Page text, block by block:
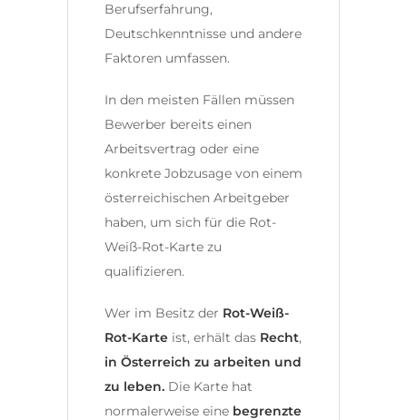
Berufserfahrung,
Deutschkenntnisse und andere
Faktoren umfassen.
In den meisten Fällen müssen
Bewerber bereits einen
Arbeitsvertrag oder eine
konkrete Jobzusage von einem
österreichischen Arbeitgeber
haben, um sich für die Rot-
Weiß-Rot-Karte zu
qualifizieren.
Wer im Besitz der Rot-Weiß-
Rot-Karte ist, erhält das Recht,
in Österreich zu arbeiten und
zu leben. Die Karte hat
normalerweise eine begrenzte